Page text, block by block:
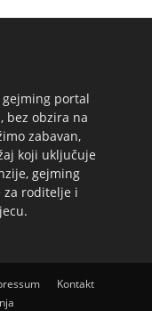
portal
bez obzira na
zabavan,
koji uključuje
gejming
za roditelje i
Kontakt